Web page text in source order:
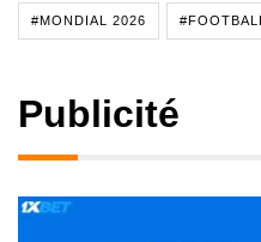
#MONDIAL 2026
Publicité